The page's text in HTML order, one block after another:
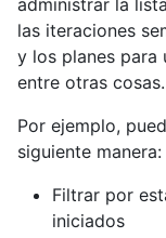
las iteraciones
y los planes para
entre otras cosas.
Por ejemplo,
siguiente manera:
Filtrar por
iniciados